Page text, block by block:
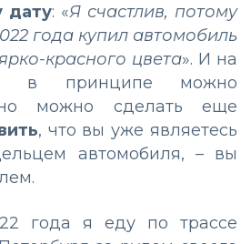
дату: «Я счастлив, потому
года купил автомобиль
красного цвета». И на
в принципе можно
но можно сделать еще
, что вы уже являетесь
автомобиля, – вы
года я еду по трассе